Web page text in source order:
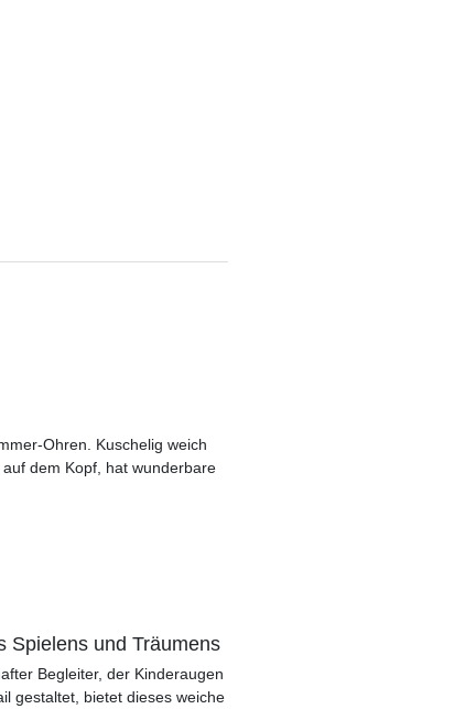
Ohren. Kuschelig weich
dem Kopf, hat wunderbare
Spielens und Träumens
Begleiter, der Kinderaugen
gestaltet, bietet dieses weiche